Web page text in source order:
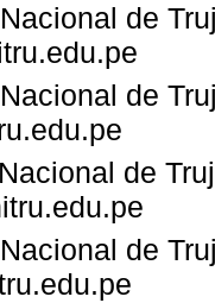
de
de
de
de